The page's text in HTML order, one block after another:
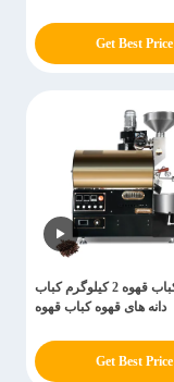
Get Best Price
دستگاه کباب قهوه 2 کیلوگرم کباب
دانه های قهوه کباب قهوه
Get Best Price